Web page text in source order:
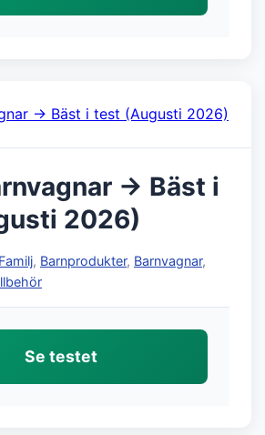
→ Bäst i
2026)
, Barnprodukter, Barnvagnar,
Se testet